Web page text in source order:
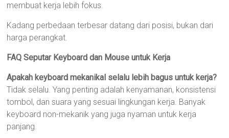
membuat kerja lebih fokus.
Kadang perbedaan terbesar datang dari posisi, bukan dari
harga perangkat.
FAQ Seputar Keyboard dan Mouse untuk Kerja
Apakah keyboard mekanikal selalu lebih bagus untuk kerja?
Tidak selalu. Yang penting adalah kenyamanan, konsistensi
tombol, dan suara yang sesuai lingkungan kerja. Banyak
keyboard non-mekanik yang juga nyaman untuk kerja
panjang.